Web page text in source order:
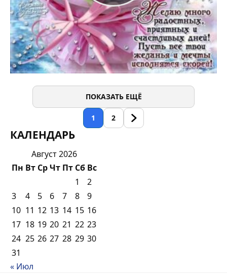
ПОКАЗАТЬ ЕЩЁ
1 2
КАЛЕНДАРЬ
Август 2026
Пн Вт СрЧт Пт Сб Вс
1
2
3
4 5 6 7 8
9
10 11 12 13 14 15 16
17 18 19 20 21 22 23
24 25 26 27 28 29 30
31
« Июл